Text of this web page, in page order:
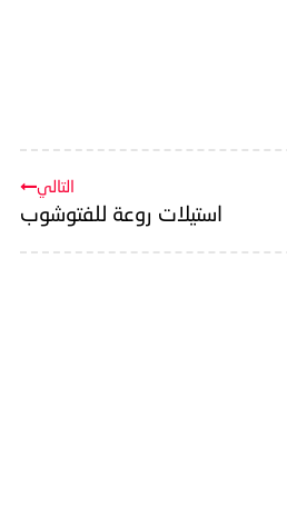
التالي
استيلات روعة للفتوشوب